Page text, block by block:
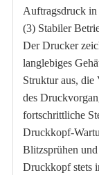
Auftragsdruck in
(3) Stabiler
Der Drucker
langlebiges
Struktur aus, die
des
fortschrittliche
Druckkopf-
Blitzsprühen
Druckkopf stets